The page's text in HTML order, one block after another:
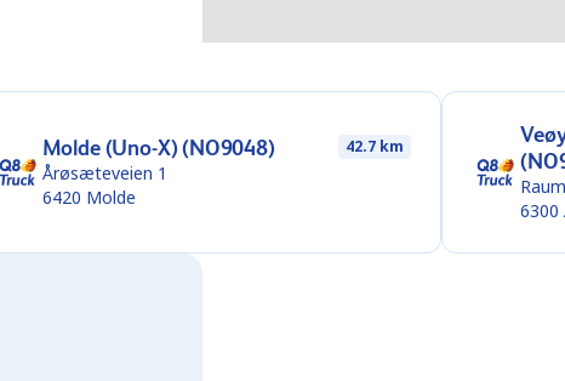
Molde (Uno-X) (NO9048) 42.7 km
Årøsæteveien 1
6420 Molde
6300